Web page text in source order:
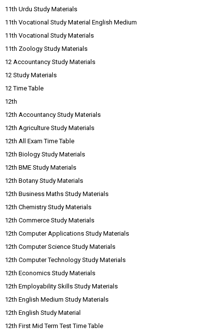
11th Urdu Study Materials
11th Vocational Study Material English Medium
11th Vocational Study Materials
11th Zoology Study Materials
12 Accountancy Study Materials
12 Study Materials
12 Time Table
12th
12th Accountancy Study Materials
12th Agriculture Study Materials
12th All Exam Time Table
12th Biology Study Materials
12th BME Study Materials
12th Botany Study Materials
12th Business Maths Study Materials
12th Chemistry Study Materials
12th Commerce Study Materials
12th Computer Applications Study Materials
12th Computer Science Study Materials
12th Computer Technology Study Materials
12th Economics Study Materials
12th Employability Skills Study Materials
12th English Medium Study Materials
12th English Study Material
12th First Mid Term Test Time Table